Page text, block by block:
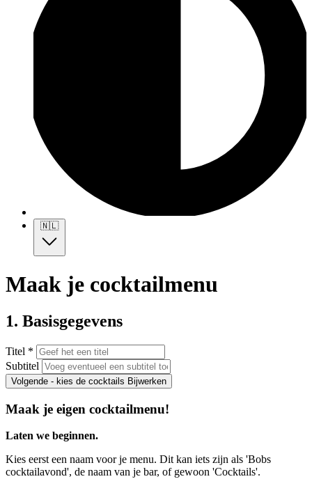
🇳🇱
Maak je cocktailmenu
1. Basisgegevens
Titel *
Subtitel
Volgende - kies de cocktails Bijwerken
Maak je eigen cocktailmenu!
Laten we beginnen.
Kies eerst een naam voor je menu. Dit kan iets zijn als 'Bobs
cocktailavond', de naam van je bar, of gewoon 'Cocktails'.